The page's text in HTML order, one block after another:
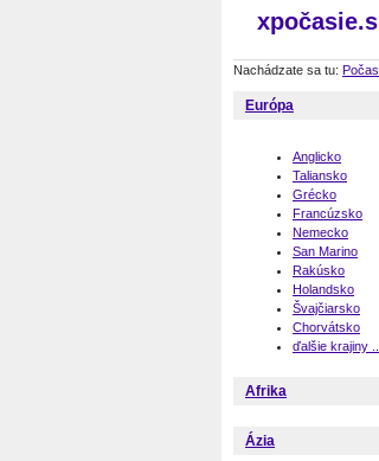
Nachádzate sa tu:
Európa
Anglicko
Taliansko
Grécko
Francúzsko
Nemecko
San Marino
Rakúsko
Holandsko
Švajčiarsko
Chorvátsko
ďalšie krajiny ...
Afrika
Ázia